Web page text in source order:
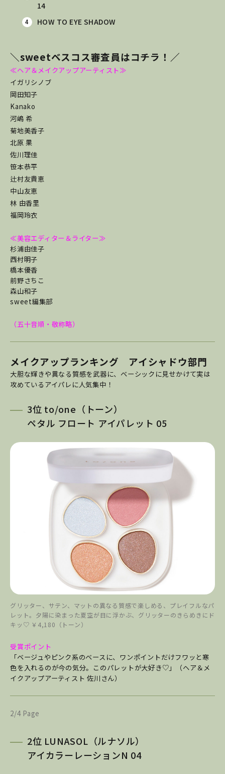
14
HOW TO EYE SHADOW
＼sweetベスコス審査員はコチラ！／
≪ヘア＆メイクアップアーティスト≫
イガリシノブ
岡田知子
Kanako
河嶋 希
菊地美香子
北原 果
佐川理佳
笹本恭平
辻村友貴恵
中山友恵
林 由香里
福岡玲衣
≪美容エディター＆ライター≫
杉浦由佳子
西村明子
橋本優香
前野さちこ
森山和子
sweet編集部
（五十音順・敬称略）
メイクアップランキング アイシャドウ部門
大胆な輝きや異なる質感を武器に、ベーシックに見せかけて実は
攻めているアイパレに人気集中！
3位 to/one（トーン）
ペタル フロート アイパレット 05
グリッター、サテン、マットの異なる質感で楽しめる、プレイフルなパ
レット。夕陽に染まった夏空が目に浮かぶ、グリッターのきらめきにド
キッ♡ ￥4,180（トーン）
受賞ポイント
「ベージュやピンク系のベースに、ワンポイントだけフワッと寒
色を入れるのが今の気分。このパレットが大好き♡」（ヘア＆メ
イクアップアーティスト 佐川さん）
2/4 Page
2位 LUNASOL（ルナソル）
アイカラーレーションN 04